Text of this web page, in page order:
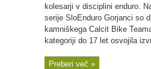
kolesarji v disciplini enduro.
serije SloEnduro Gorjanci so
kamniškega Calcit Bike
kategoriji do 17 let osvojila
Preberi več »